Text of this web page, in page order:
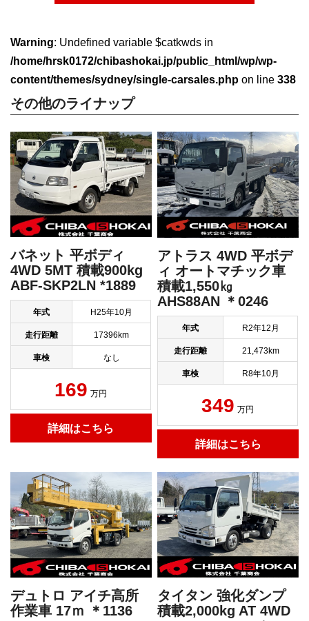
Warning: Undefined variable $catkwds in
/home/hrsk0172/chibashokai.jp/public_html/wp/wp-
content/themes/sydney/single-carsales.php on line 338
その他のライナップ
バネット 平ボディ
4WD 5MT 積載900kg
ABF-SKP2LN *1889
年式 H25年10月
走行距離 17396km
車検 なし
169 万円
詳細はこちら
アトラス 4WD 平ボデ
ィ オートマチック車
積載1,550㎏
AHS88AN ＊0246
年式 R2年12月
走行距離 21,473km
車検 R8年10月
349 万円
詳細はこちら
デュトロ アイチ高所
作業車 17ｍ ＊1136
タイタン 強化ダンプ
積載2,000kg AT 4WD